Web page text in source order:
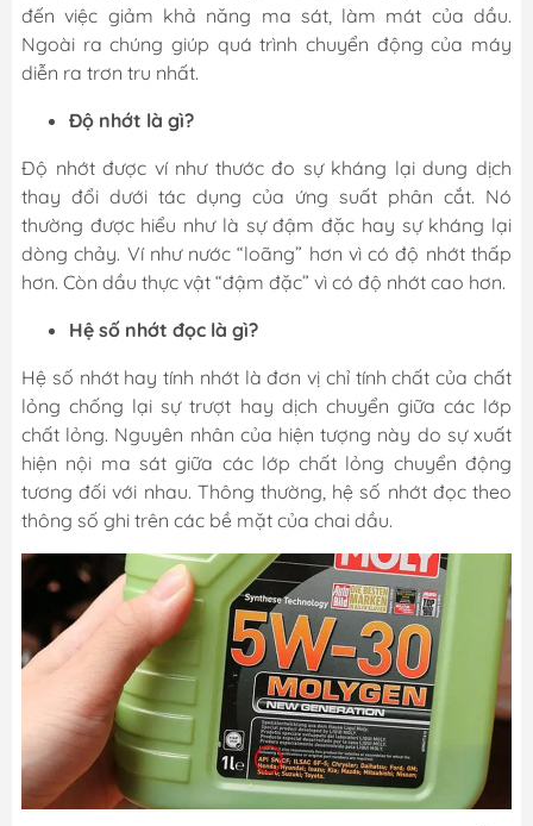
đến việc giảm khả năng ma sát, làm mát của dầu.
Ngoài ra chúng giúp quá trình chuyển động của máy
diễn ra trơn tru nhất.
Độ nhớt là gì?
Độ nhớt được ví như thước đo sự kháng lại dung dịch
thay đổi dưới tác dụng của ứng suất phân cắt. Nó
thường được hiểu như là sự đậm đặc hay sự kháng lại
dòng chảy. Ví như nước “loãng” hơn vì có độ nhớt thấp
hơn. Còn dầu thực vật “đậm đặc” vì có độ nhớt cao hơn.
Hệ số nhớt đọc là gì?
Hệ số nhớt hay tính nhớt là đơn vị chỉ tính chất của chất
lỏng chống lại sự trượt hay dịch chuyển giữa các lớp
chất lỏng. Nguyên nhân của hiện tượng này do sự xuất
hiện nội ma sát giữa các lớp chất lỏng chuyển động
tương đối với nhau. Thông thường, hệ số nhớt đọc theo
thông số ghi trên các bề mặt của chai dầu.